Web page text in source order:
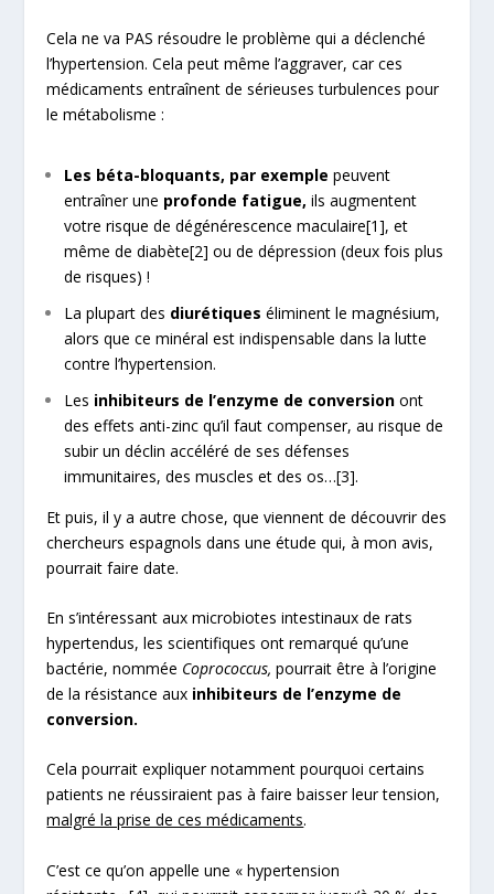
Cela ne va PAS résoudre le problème qui a déclenché
l’hypertension. Cela peut même l’aggraver, car ces
médicaments entraînent de sérieuses turbulences pour
le métabolisme :
Les béta-bloquants, par exemplepeuvent
entraîner une profonde fatigue,ils augmentent
votre risque de dégénérescence maculaire[1], et
même de diabète[2] ou de dépression (deux fois plus
de risques) !
La plupart des diurétiqueséliminent le magnésium,
alors que ce minéral est indispensable dans la lutte
contre l’hypertension.
Les inhibiteurs de l’enzyme de conversion ont
des effets anti-zinc qu’il faut compenser, au risque de
subir un déclin accéléré de ses défenses
immunitaires, des muscles et des os…[3].
Et puis, il y a autre chose, que viennent de découvrir des
chercheurs espagnols dans une étude qui, à mon avis,
pourrait faire date.
En s’intéressant aux microbiotes intestinaux de rats
hypertendus, les scientifiques ont remarqué qu’une
bactérie, nommée Coprococcus, pourrait être à l’origine
de la résistance aux inhibiteurs de l’enzyme de
conversion.
Cela pourrait expliquer notamment pourquoi certains
patients ne réussiraient pas à faire baisser leur tension,
malgré la prise de ces médicaments.
C’est ce qu’on appelle une « hypertension